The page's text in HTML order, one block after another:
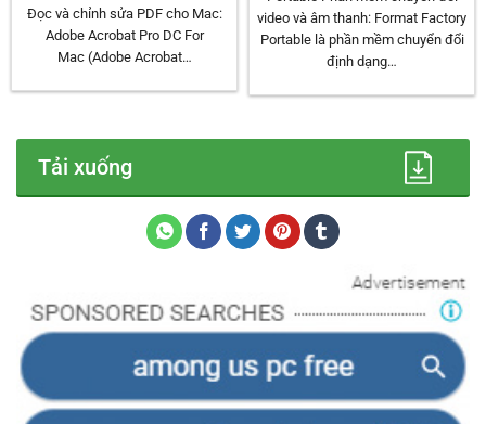
Đọc và chỉnh sửa PDF cho Mac:
Adobe Acrobat Pro DC For
Mac (Adobe Acrobat…
video và âm thanh: Format Factory
Portable là phần mềm chuyển đổi
định dạng…
Tải xuống